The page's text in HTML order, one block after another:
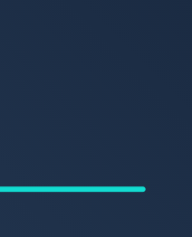
dans le numérique
formation
les offres d’emploi et
une candidature spontanée
candidat (CVthèque)